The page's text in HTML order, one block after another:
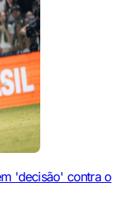
'decisão' contra o